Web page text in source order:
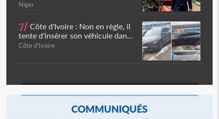
Niger
7/ Côte d'Ivoire : Non en règle, il
tente d'insérer son véhicule dan...
Côte d'Ivoire
COMMUNIQUÉS